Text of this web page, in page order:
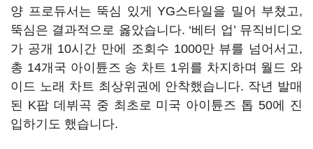
양 프로듀서는 뚝심 있게
YG스타일을 밀어 부쳤고,
뚝심은 결과적으로 옳았습니다. ‘베터 업 ’ 뮤직비디오
가 공개 10시간 만에 조회수 1000만 뷰를 넘어서고,
총 14개국 아이튠즈 송 차트 1위를 차지하며 월드 와
이드 노래 차트 최상위권에 안착했습니다. 작년 발매
된 K팝 데뷔곡 중 최초로 미국 아이튠즈 톱 50에 진
입하기도 했습니다.